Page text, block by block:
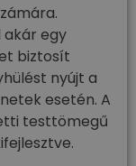
egy
biztosít
nyújt a
esetén. A
testtömegű